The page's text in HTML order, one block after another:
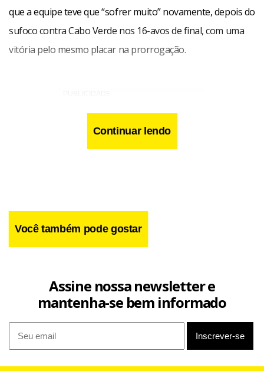
que a equipe teve que “sofrer muito” novamente, depois do
sufoco contra Cabo Verde nos 16-avos de final, com uma
vitória pelo mesmo placar na prorrogação.
“Essa é a Copa do Mundo e tudo está muito equilibrado”,
“Não é fácil virar um 2 a 0, mas como sempre digo, este
Continuar lendo
Você também pode gostar
Assine nossa newsletter e
mantenha-se bem informado